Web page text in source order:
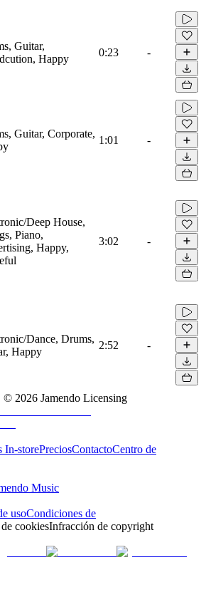
Guitar,
Happy
0:23 -
Guitar, Corporate,
1:01 -
Deep House,
Piano,
Happy,
3:02 -
Dance, Drums,
Happy
2:52 -
© 2026 Jamendo Licensing
In-storePreciosContactoCentro de
Music
usoCondiciones de
cookiesInfracción de copyright